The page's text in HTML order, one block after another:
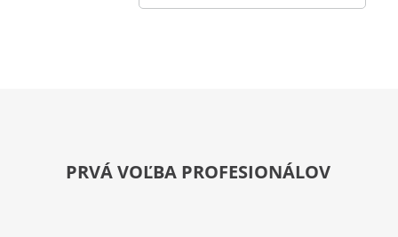
PRVÁ VOĽBA PROFESIONÁLOV